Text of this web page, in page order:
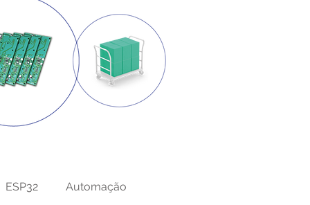
ESP32 Automação